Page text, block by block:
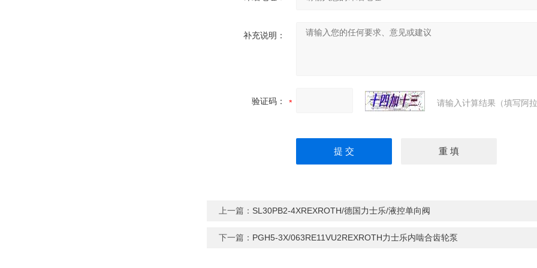
补充说明：
验证码： 请输入计算结果（填写阿
上一篇： SL30PB2-4XREXROTH/德国力士乐/液控单向阀
下一篇： PGH5-3X/063RE11VU2REXROTH力士乐内啮合齿轮泵